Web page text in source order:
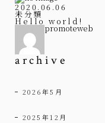
2020.06.06
未分類
Hello world!
promoteweb
archive
2026年5月
2025年12月